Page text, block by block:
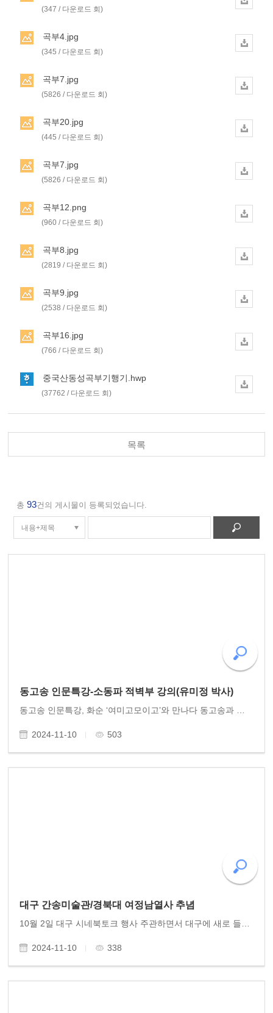
(347 / 다운로드 회)
곡부4.jpg
(345 / 다운로드 회)
곡부7.jpg
(5826 / 다운로드 회)
곡부20.jpg
(445 / 다운로드 회)
곡부7.jpg
(5826 / 다운로드 회)
곡부12.png
(960 / 다운로드 회)
곡부8.jpg
(2819 / 다운로드 회)
곡부9.jpg
(2538 / 다운로드 회)
곡부16.jpg
(766 / 다운로드 회)
중국산동성곡부기행기.hwp
(37762 / 다운로드 회)
목록
총93건의 게시물이 등록되었습니다.
동고송 인문특강-소동파 적벽부 강의(유미정 박사)
동고송 인문특강, 화순 ‘여미고모이고’와 만나다 동고송과 인문 연대를 맺고 있는 화순 ‘여미고모이고’ 모임에 이 실시되었다. 2024년 10월27일(일) 오후 4시 동고송 이사 유미정 박사는 화순 여미고 모임에서 “소동파와 적벽부”를 주제로 90분 강..
2024-11-10 503
대구 간송미술관/경북대 여정남열사 추념
10월 2일 대구 시네북토크 행사 주관하면서 대구에 새로 들어선 간송미술관 개관 기념 작품전을 관람하였다. 특히 혜원의 미인도와 월하정인도 등 국보급 진품감상과 단원 김홍도를 비롯한 조선시대 화원화가들의 작품을 감상하였다. 경북대를 들러 여정남 이재문 민주..
2024-11-10 338